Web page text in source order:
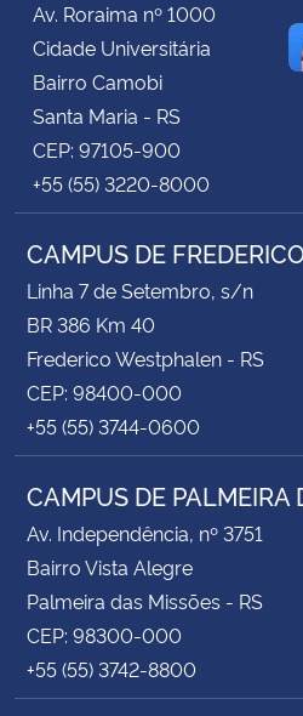
Secretaria-Geral
Secretaria de Governo
Gabinete de Segurança Institucional
Advocacia-Geral da União
Av. Roraima nº 1000
Cidade Universitária
Bairro Camobi
Santa Maria - RS
CEP: 97105-900
+55 (55) 3220-8000
CAMPUS DE
Linha 7 de Setembro, s/n
BR 386 Km 40
Frederico Westphalen - RS
CEP: 98400-000
+55 (55) 3744-0600
CAMPUS DE PALMEIRA
Av. Independência, nº 3751
Bairro Vista Alegre
Palmeira das Missões - RS
CEP: 98300-000
+55 (55) 3742-8800